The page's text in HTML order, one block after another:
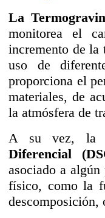
La
monitorea el
incremento de la
uso de
proporciona el
materiales, de
la atmósfera de
A su vez, la
Diferencial
asociado a
físico, como la
descomposición,